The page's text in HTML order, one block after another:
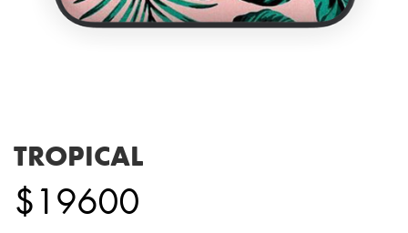
TROPICAL
$19600